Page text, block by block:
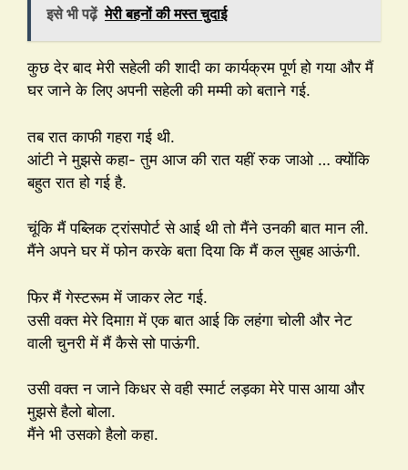
इसे भी पढ़ें मेरी बहनों की मस्त चुदाई
कुछ देर बाद मेरी सहेली की शादी का कार्यक्रम पूर्ण हो गया और मैं
घर जाने के लिए अपनी सहेली की मम्मी को बताने गई.
तब रात काफी गहरा गई थी.
आंटी ने मुझसे कहा- तुम आज की रात यहीं रुक जाओ … क्योंकि
बहुत रात हो गई है.
चूंकि मैं पब्लिक ट्रांसपोर्ट से आई थी तो मैंने उनकी बात मान ली.
मैंने अपने घर में फोन करके बता दिया कि मैं कल सुबह आऊंगी.
फिर मैं गेस्टरूम में जाकर लेट गई.
उसी वक्त मेरे दिमाग़ में एक बात आई कि लहंगा चोली और नेट
वाली चुनरी में मैं कैसे सो पाऊंगी.
उसी वक्त न जाने किधर से वही स्मार्ट लड़का मेरे पास आया और
मुझसे हैलो बोला.
मैंने भी उसको हैलो कहा.